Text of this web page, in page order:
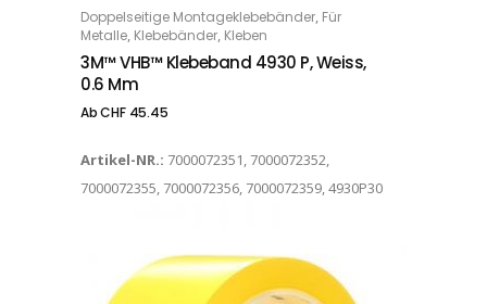
OPTIONS
Doppelseitige Montageklebebänder, Für
Metalle, Klebebänder, Kleben
3M™ VHB™ Klebeband 4930 P, Weiss,
0.6 Mm
AbCHF45.45
Artikel-NR.: 7000072351, 7000072352,
7000072355, 7000072356, 7000072359, 4930P30